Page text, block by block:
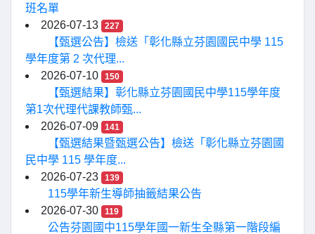
班名單
2026-07-13
227
【甄選公告】檢送「彰化縣立芬園國民中學 115
學年度第 2 次代理...
2026-07-10
150
【甄選結果】彰化縣立芬園國民中學115學年度
第1次代理代課教師甄...
2026-07-09
141
【甄選結果暨甄選公告】檢送「彰化縣立芬園國
民中學 115 學年度...
2026-07-23
139
115學年新生導師抽籤結果公告
2026-07-30
119
公告芬園國中115學年國一新生全縣第一階段編